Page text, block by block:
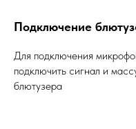
Подключение
Для подключения
подключить сигнал и
блютузера